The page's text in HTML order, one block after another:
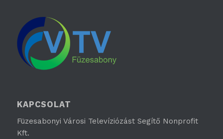
KAPCSOLAT
Füzesabonyi Városi Televíziózást Segítő Nonprofit
Kft.